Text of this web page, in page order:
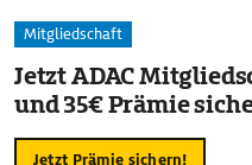
Mitgliedschaft
Jetzt ADAC
und 35€ Prämie
Jetzt Prämie sichern!